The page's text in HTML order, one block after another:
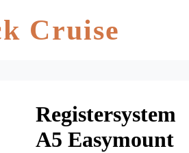
Cruise
Registersystem
A5 Easymount